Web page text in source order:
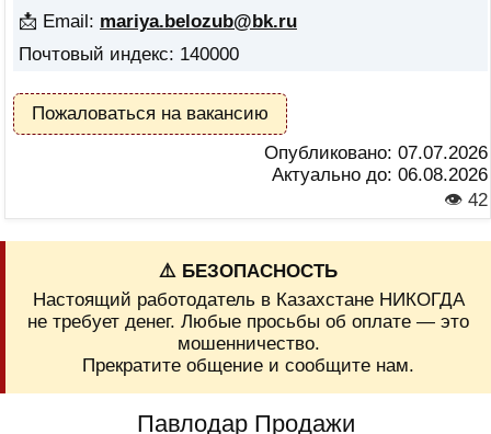
📩 Email: mariya.belozub@bk.ru
Почтовый индекс: 140000
Пожаловаться на вакансию
Опубликовано: 07.07.2026
Актуально до: 06.08.2026
👁 42
⚠️ БЕЗОПАСНОСТЬ
Настоящий работодатель в Казахстане НИКОГДА
не требует денег. Любые просьбы об оплате — это
мошенничество.
Прекратите общение и сообщите нам.
Павлодар Продажи